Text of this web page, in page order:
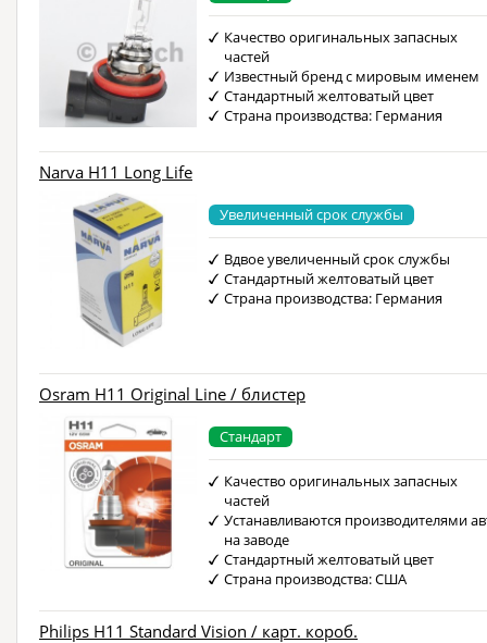
Качество оригинальных запасных
частей
Известный бренд с мировым именем
Стандартный желтоватый цвет
Страна производства: Германия
Narva H11 Long Life
Увеличенный срок службы
Вдвое увеличенный срок службы
Стандартный желтоватый цвет
Страна производства: Германия
Osram H11 Original Line / блистер
Стандарт
Качество оригинальных запасных
частей
Устанавливаются производителями
на заводе
Стандартный желтоватый цвет
Страна производства: США
Philips H11 Standard Vision / карт. короб.